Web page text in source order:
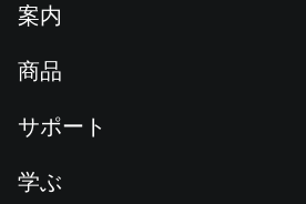
案内
ニュースルーム
F1 Oracle Red Bull Racing 公式スポンサー
商品
現物取引
サポート
学ぶ